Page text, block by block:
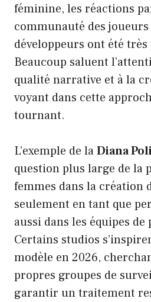
féminine, les réactions
communauté des joueurs
développeurs ont été très
Beaucoup saluent
qualité narrative et à la
voyant dans cette
tournant.
L’exemple de laDiana
question plus large de la
femmes dans la création
seulement en tant que
aussi dans les équipes
Certains studios
modèle en 2026,
propres groupes de
garantir un traitement